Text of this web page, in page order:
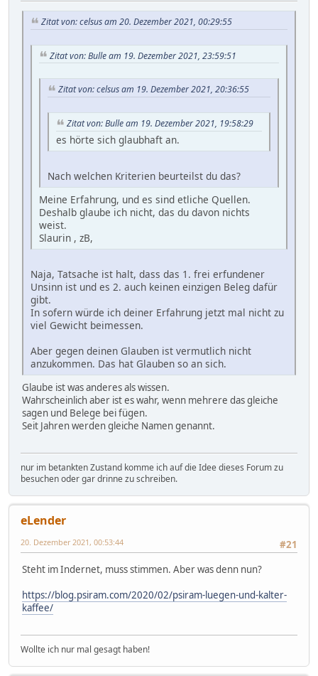
Zitat von: celsus am 20. Dezember 2021, 00:29:55
Zitat von: Bulle am 19. Dezember 2021, 23:59:51
Zitat von: celsus am 19. Dezember 2021, 20:36:55
Zitat von: Bulle am 19. Dezember 2021, 19:58:29
es hörte sich glaubhaft an.
Nach welchen Kriterien beurteilst du das?
Meine Erfahrung, und es sind etliche Quellen.
Deshalb glaube ich nicht, das du davon nichts
weist.
Slaurin , zB,
Naja, Tatsache ist halt, dass das 1. frei erfundener
Unsinn ist und es 2. auch keinen einzigen Beleg dafür
gibt.
In sofern würde ich deiner Erfahrung jetzt mal nicht zu
viel Gewicht beimessen.
Aber gegen deinen Glauben ist vermutlich nicht
anzukommen. Das hat Glauben so an sich.
Glaube ist was anderes als wissen.
Wahrscheinlich aber ist es wahr, wenn mehrere das gleiche
sagen und Belege bei fügen.
Seit Jahren werden gleiche Namen genannt.
nur im betankten Zustand komme ich auf die Idee dieses Forum zu
besuchen oder gar drinne zu schreiben.
eLender
#21
20. Dezember 2021, 00:53:44
Steht im Indernet, muss stimmen. Aber was denn nun?
https://blog.psiram.com/2020/02/psiram-luegen-und-kalter-
kaffee/
Wollte ich nur mal gesagt haben!